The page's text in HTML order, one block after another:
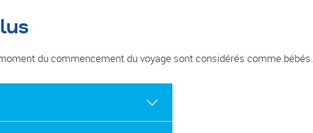
du commencement du voyage sont considérés comme bébés.